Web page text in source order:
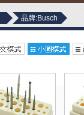
品牌:Busch